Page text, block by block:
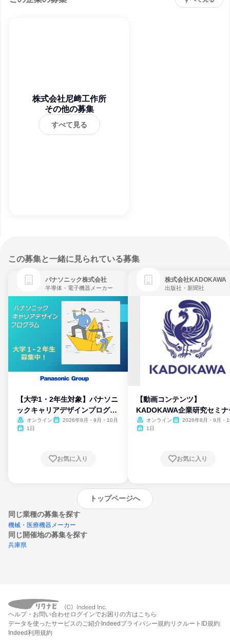
株式会社尼﨑工作所
その他の募集
すべて見る
この募集と一緒に見られている募集
パナソニック株式会社
半導体・電子機器メーカー
【大学1・2年生対象】パナソニ
ックキャリアデザインプログラ
ム
オンライン
2026年8月・9月・10月
1日
お気に入り
株式会社KADOKAWA
出版社・新聞社
【動画コンテンツ】
KADOKAWA企業研究セミナ
オンライン
2026年8月・9月・
1日
お気に入り
トップページへ
同じ業種の募集を探す
機械・医療機器メーカー
同じ開催地の募集を探す
兵庫県
エントリーするとプログラムの詳細案内を
受け取れるようになります
ヘルプ・お問い合わせ ログインでお困りの方はこちら
データを使ったサービスのご紹介 Indeedプライバシー規約 リクルートID規約
Indeed利用規約